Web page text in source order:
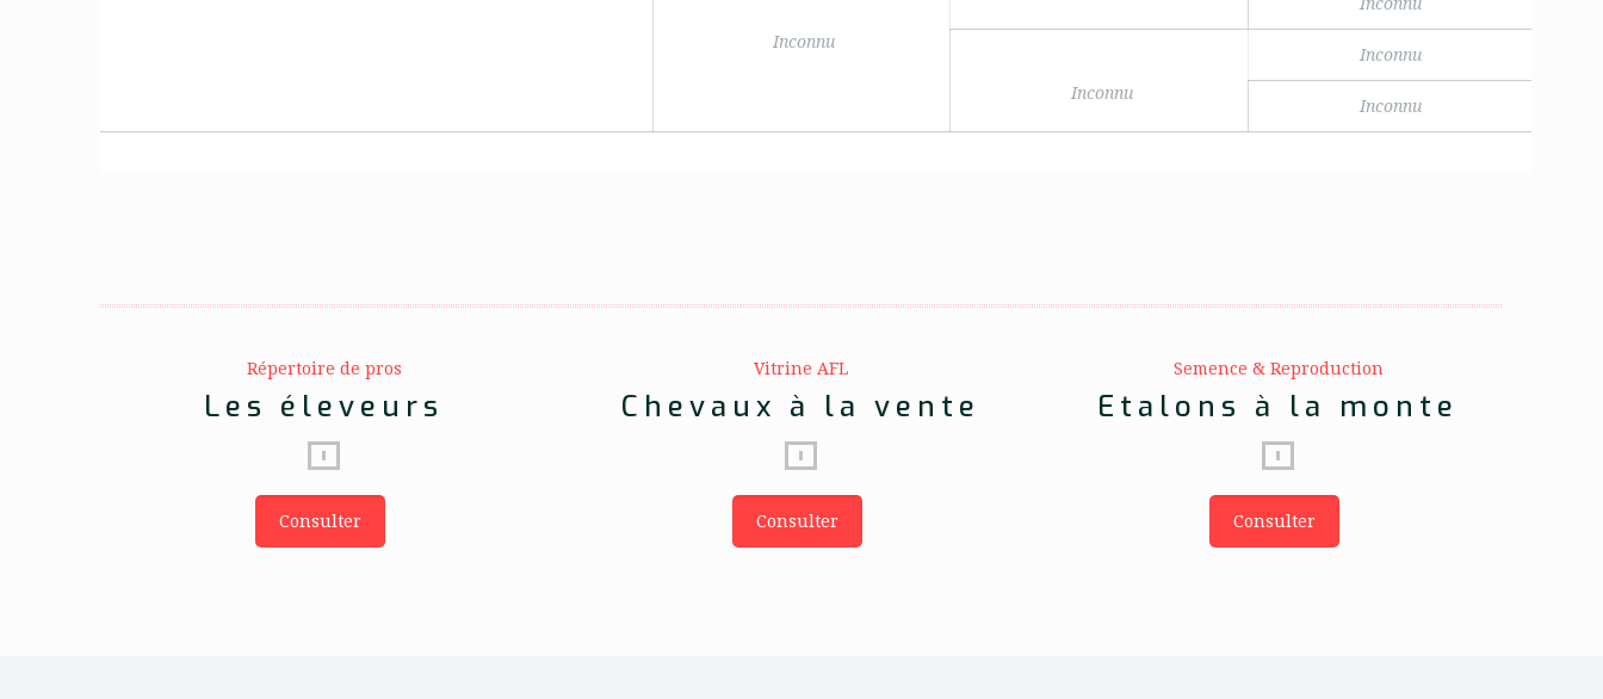
Inconnu
Inconnu
Inconnu
Inconnu
Inconnu
Répertoire de pros
Les éleveurs
Consulter
Vitrine AFL
Chevaux à la vente
Consulter
Semence & Reproduction
Etalons à la monte
Consulter